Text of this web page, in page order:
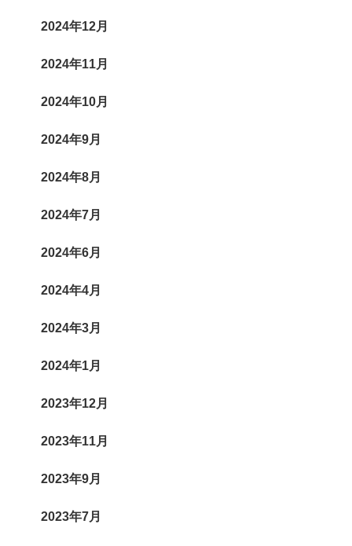
2024年12月
2024年11月
2024年10月
2024年9月
2024年8月
2024年7月
2024年6月
2024年4月
2024年3月
2024年1月
2023年12月
2023年11月
2023年9月
2023年7月